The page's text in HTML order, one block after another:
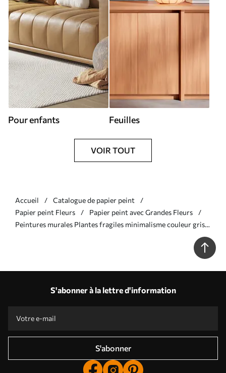
Pour enfants Feuilles
VOIR TOUT
Accueil
Catalogue de papier peint
Papier peint Fleurs
Papier peint avec Grandes Fleurs
Peintures murales Plantes fragiles minimalisme couleur grise
S'abonner à la lettre d'information
S'abonner